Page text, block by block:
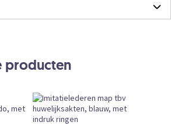
vóór 12:00 uur besteld, vandaag
4 mei 2025
producten